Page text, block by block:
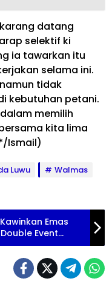
datang
selektif ki
ia tawarkan itu
selama ini.
tidak
kebutuhan petani.
memilih
kita lima
Ismail)
Luwu
Walmas
Emas
Event